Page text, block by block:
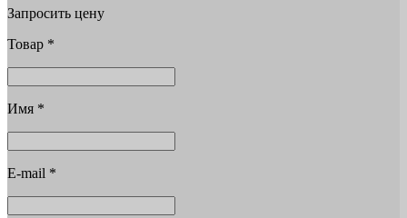
Запросить цену
Товар *
Имя *
E-mail *